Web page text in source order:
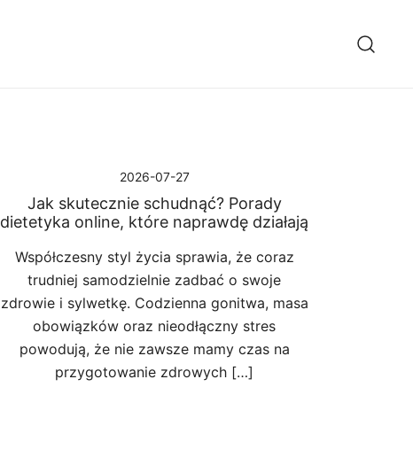
2026-07-27
Jak skutecznie schudnąć? Porady
dietetyka online, które naprawdę działają
Współczesny styl życia sprawia, że coraz
trudniej samodzielnie zadbać o swoje
zdrowie i sylwetkę. Codzienna gonitwa, masa
obowiązków oraz nieodłączny stres
powodują, że nie zawsze mamy czas na
przygotowanie zdrowych […]